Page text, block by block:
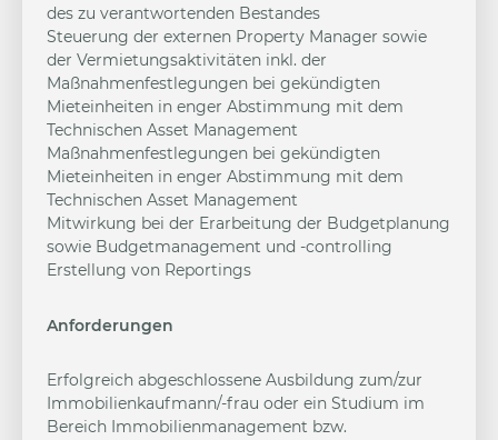
des zu verantwortenden Bestandes
Steuerung der externen Property Manager sowie
der Vermietungsaktivitäten inkl. der
Maßnahmenfestlegungen bei gekündigten
Mieteinheiten in enger Abstimmung mit dem
Technischen Asset Management
Maßnahmenfestlegungen bei gekündigten
Mieteinheiten in enger Abstimmung mit dem
Technischen Asset Management
Mitwirkung bei der Erarbeitung der Budgetplanung
sowie Budgetmanagement und -controlling
Erstellung von Reportings
Anforderungen
Erfolgreich abgeschlossene Ausbildung zum/zur
Immobilienkaufmann/-frau oder ein Studium im
Bereich Immobilienmanagement bzw.